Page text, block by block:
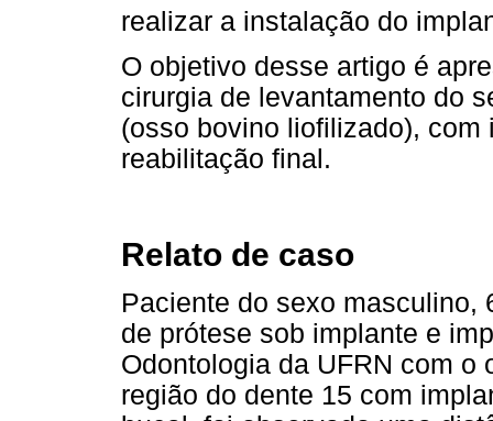
realizar a instalação do
O objetivo desse artigo é
cirurgia de levantamento do
(osso bovino liofilizado),
reabilitação final.
Relato de caso
Paciente do sexo masculino,
de prótese sob implante e
Odontologia da UFRN com o
região do dente 15 com